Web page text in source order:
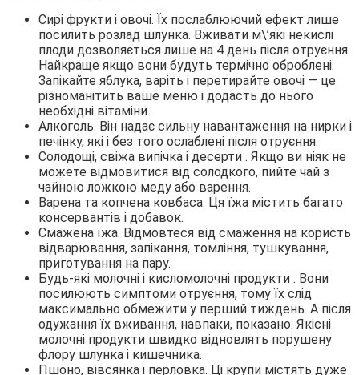
Сирі фрукти і овочі. Їх послаблюючий ефект лише
посилить розлад шлунка. Вживати м\’які некислі
плоди дозволяється лише на 4 день після отруєння.
Найкраще якщо вони будуть термічно оброблені.
Запікайте яблука, варіть і перетирайте овочі — це
різноманітить ваше меню і додасть до нього
необхідні вітаміни.
Алкоголь. Він надає сильну навантаження на нирки і
печінку, які і без того ослаблені після отруєння.
Солодощі, свіжа випічка і десерти . Якщо ви ніяк не
можете відмовитися від солодкого, пийте чай з
чайною ложкою меду або варення.
Варена та копчена ковбаса. Ця їжа містить багато
консервантів і добавок.
Смажена їжа. Відмовтеся від смаження на користь
відварювання, запікання, томління, тушкування,
приготування на пару.
Будь-які молочні і кисломолочні продукти . Вони
посилюють симптоми отруєння, тому їх слід
максимально обмежити у перший тиждень. А після
одужання їх вживання, навпаки, показано. Якісні
молочні продукти швидко відновлять порушену
флору шлунка і кишечника.
Пшоно, вівсянка і перловка. Ці крупи містять дуже